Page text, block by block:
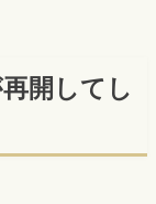
開してし